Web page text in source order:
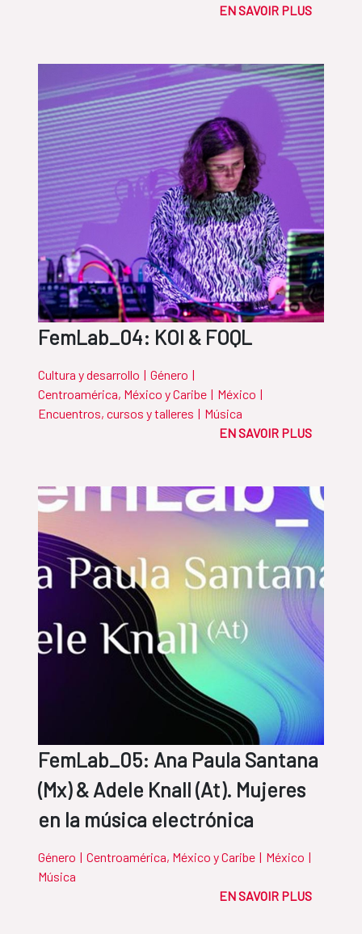
EN SAVOIR PLUS
FemLab_04: KOI & FOQL
Cultura y desarrollo | Género |
Centroamérica, México y Caribe | México |
Encuentros, cursos y talleres | Música
EN SAVOIR PLUS
FemLab_05: Ana Paula Santana
(Mx) & Adele Knall (At). Mujeres
en la música electrónica
Género | Centroamérica, México y Caribe | México |
Música
EN SAVOIR PLUS